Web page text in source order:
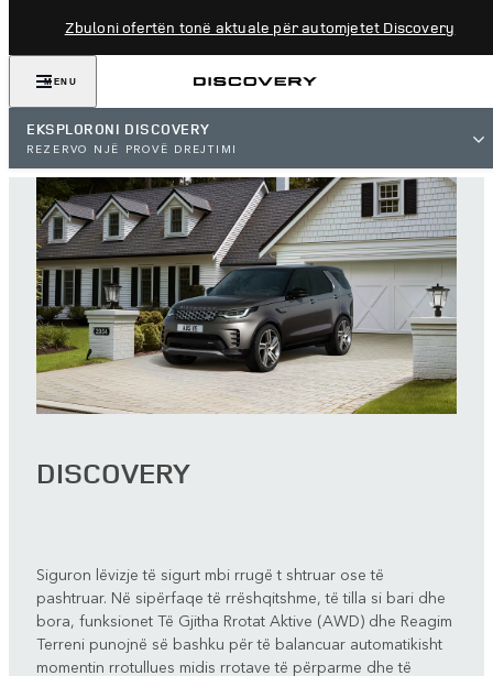
Zbuloni ofertën tonë aktuale për automjetet Discovery
MENU
EKSPLORONI DISCOVERY
REZERVO NJË PROVË DREJTIMI
DISCOVERY
Siguron lëvizje të sigurt mbi rrugë t shtruar ose të
pashtruar. Në sipërfaqe të rrëshqitshme, të tilla si bari dhe
bora, funksionet Të Gjitha Rrotat Aktive (AWD) dhe Reagim
Terreni punojnë së bashku për të balancuar automatikisht
momentin rrotullues midis rrotave të përparme dhe të